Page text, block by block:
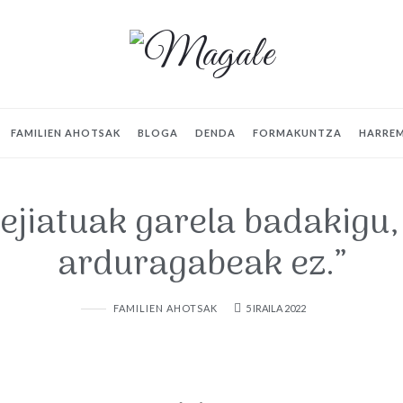
FAMILIEN AHOTSAK BLOGA DENDA FORMAKUNTZA
garela
arduragabeak ez.”
FAMILIEN AHOTSAK 5 IRAILA 2022